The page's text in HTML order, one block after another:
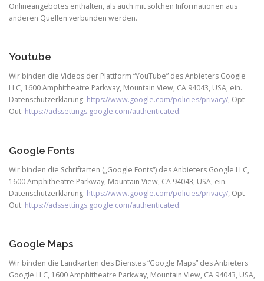
Onlineangebotes enthalten, als auch mit solchen Informationen aus
anderen Quellen verbunden werden.
Youtube
Wir binden die Videos der Plattform “YouTube” des Anbieters Google
LLC, 1600 Amphitheatre Parkway, Mountain View, CA 94043, USA, ein.
Datenschutzerklärung: https://www.google.com/policies/privacy/, Opt-
Out: https://adssettings.google.com/authenticated.
Google Fonts
Wir binden die Schriftarten („Google Fonts“) des Anbieters Google LLC,
1600 Amphitheatre Parkway, Mountain View, CA 94043, USA, ein.
Datenschutzerklärung: https://www.google.com/policies/privacy/, Opt-
Out: https://adssettings.google.com/authenticated.
Google Maps
Wir binden die Landkarten des Dienstes “Google Maps” des Anbieters
Google LLC, 1600 Amphitheatre Parkway, Mountain View, CA 94043, USA,